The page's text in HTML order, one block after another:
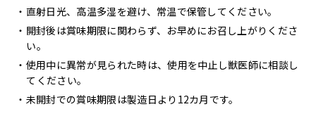
直射日光、高温多湿を避け、常温で保管してください。
開封後は賞味期限に関わらず、お早めにお召し上がりくださ
い。
使用中に異常が見られた時は、使用を中止し獣医師に相談し
てください。
未開封での賞味期限は製造日より12カ月です。